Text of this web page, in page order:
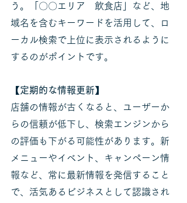
う。「〇〇エリア　飲食店」など、地
域名を含むキーワードを活用して、ロ
ーカル検索で上位に表示されるように
するのがポイントです。
【定期的な情報更新】
店舗の情報が古くなると、ユーザーか
らの信頼が低下し、検索エンジンから
の評価も下がる可能性があります。新
メニューやイベント、キャンペーン情
報など、常に最新情報を発信すること
で、活気あるビジネスとして認識され